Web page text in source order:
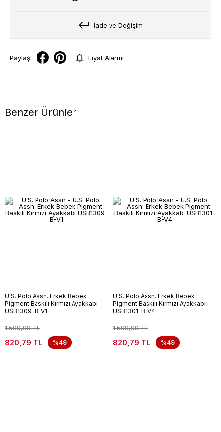
İade ve Değişim
Paylaş: Fiyat Alarmı
Benzer Ürünler
U.S. Polo Assn. Erkek Bebek
Pigment Baskılı Kırmızı Ayakkabı
USB1309-B-V1
1.599,99 TL
820,79 TL %49
U.S. Polo Assn. Erkek Bebek
Pigment Baskılı Kırmızı Ayakkabı
USB1301-B-V4
1.599,99 TL
820,79 TL %49